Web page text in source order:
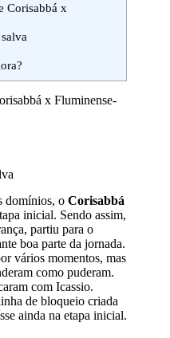
Corisabbá x
x Fluminense-
domínios, o Corisabbá
inicial. Sendo assim,
partiu para o
boa parte da jornada.
vários momentos, mas
como puderam.
com Icassio.
de bloqueio criada
ainda na etapa inicial.